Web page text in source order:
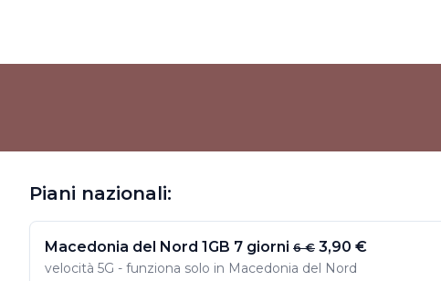
Piani nazionali:
Macedonia del Nord 1GB 7 giorni 6 € 3,90 €
velocità 5G - funziona solo in Macedonia del Nord